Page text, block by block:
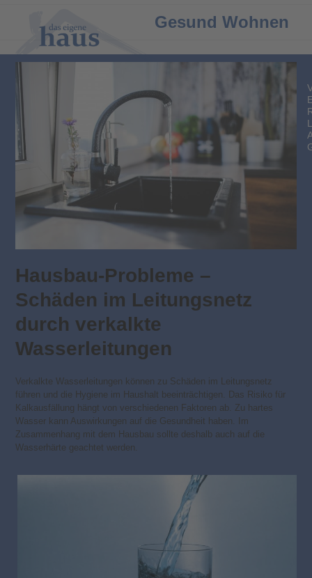
mobile
menu
mobile
menu
Gesund Wohnen
Hausbau-Probleme –
Schäden im Leitungsnetz
durch verkalkte
Wasserleitungen
Verkalkte Wasserleitungen können zu Schäden im Leitungsnetz
führen und die Hygiene im Haushalt beeinträchtigen. Das Risiko für
Kalkausfällung hängt von verschiedenen Faktoren ab. Zu hartes
Wasser kann Auswirkungen auf die Gesundheit haben. Im
Zusammenhang mit dem Hausbau sollte deshalb auch auf die
Wasserhärte geachtet werden.
L